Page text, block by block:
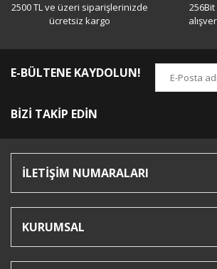
2500 TL ve üzeri siparişlerinizde
ücretsiz kargo
E-BÜLTENE KAYDOLUN!
BİZİ TAKİP EDİN
İLETİŞİM NUMARALARI
KURUMSAL